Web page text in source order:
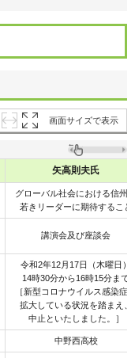
画面サイズで表示
矢高則夫氏
グローバル社会における信州
若きリーダーに期待すること
講演会及び座談会
令和2年12月17日（木曜日）
14時30分から16時15分まで
［新型コロナウイルス感染症
拡大している状況を踏まえ、
中止といたしました。］
中野西高校